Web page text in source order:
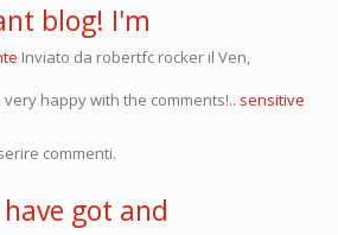
blog! I'm
Inviato da robertfc rocker il Ven,
happy with the comments!.. sensitive
commenti.
got and